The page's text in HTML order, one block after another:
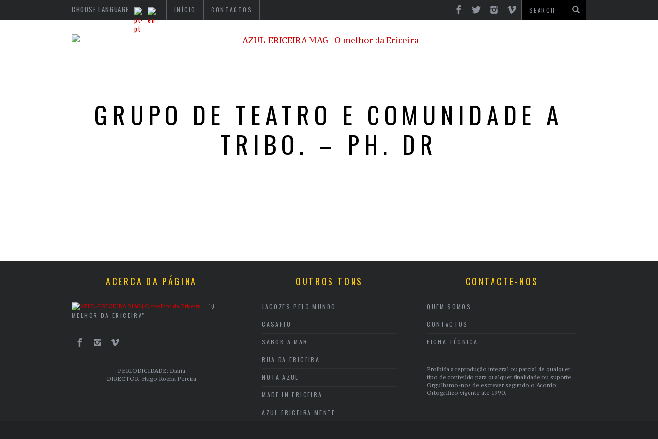
CHOOSE LANGUAGE INÍCIO CONTACTOS
GRUPO DE TEATRO E COMUNIDADE A
TRIBO. – PH. DR
ACERCA DA PÁGINA
"O
MELHOR DA ERICEIRA"
PERIODICIDADE: Diária
DIRECTOR: Hugo Rocha Pereira
OUTROS TONS
JAGOZES PELO MUNDO
CASARIO
SABOR A MAR
RUA DA ERICEIRA
NOTA AZUL
MADE IN ERICEIRA
AZUL ERICEIRA MENTE
CONTACTE-NOS
QUEM SOMOS
CONTACTOS
FICHA TÉCNICA
Proibida a reprodução integral ou parcial de qualquer
tipo de conteúdo para qualquer finalidade ou suporte.
Orgulhamo-nos de escrever segundo o Acordo
Ortográfico vigente até 1990.